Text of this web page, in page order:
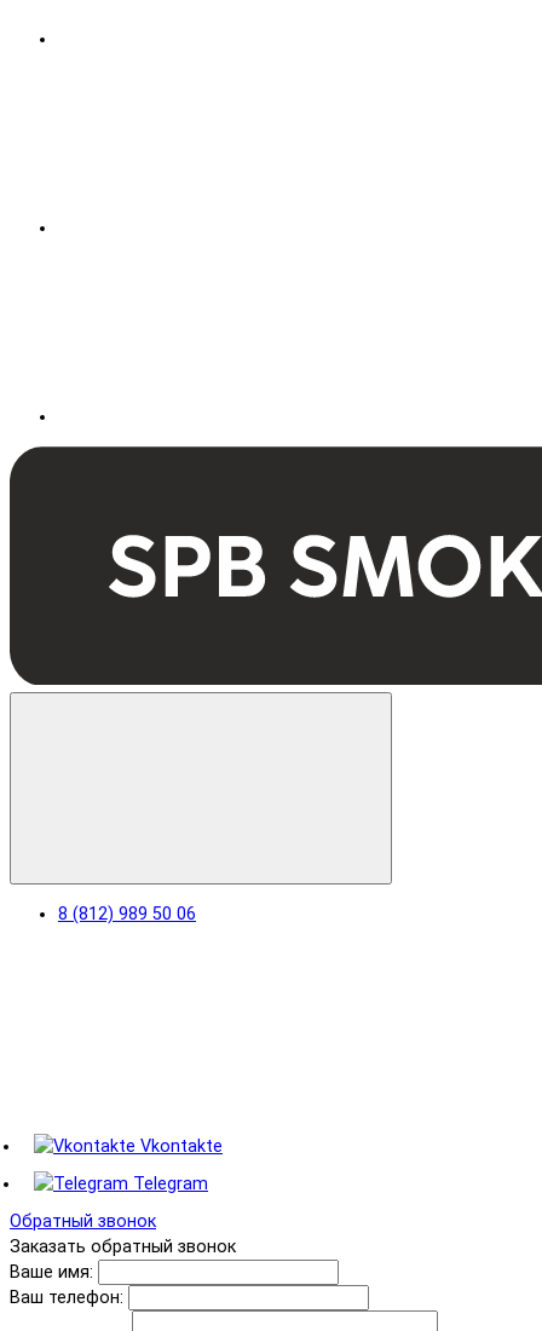
8 (812) 989 50 06
Vkontakte
Telegram
Обратный звонок
Заказать обратный звонок
Ваше имя:
Ваш телефон: